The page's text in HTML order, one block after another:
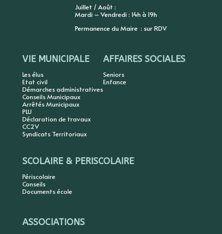
Juillet / Août :
Mardi – Vendredi : 14h à 19h
Permanence du Maire : sur RDV
VIE MUNICIPALE
Les élus
Etat civil
Démarches administratives
Conseils Municipaux
Arrêtés Municipaux
PLU
Déclaration de travaux
CC2V
Syndicats Territoriaux
AFFAIRES SOCIALES
Seniors
Enfance
SCOLAIRE & PERISCOLAIRE
Périscolaire
Conseils
Documents école
ASSOCIATIONS